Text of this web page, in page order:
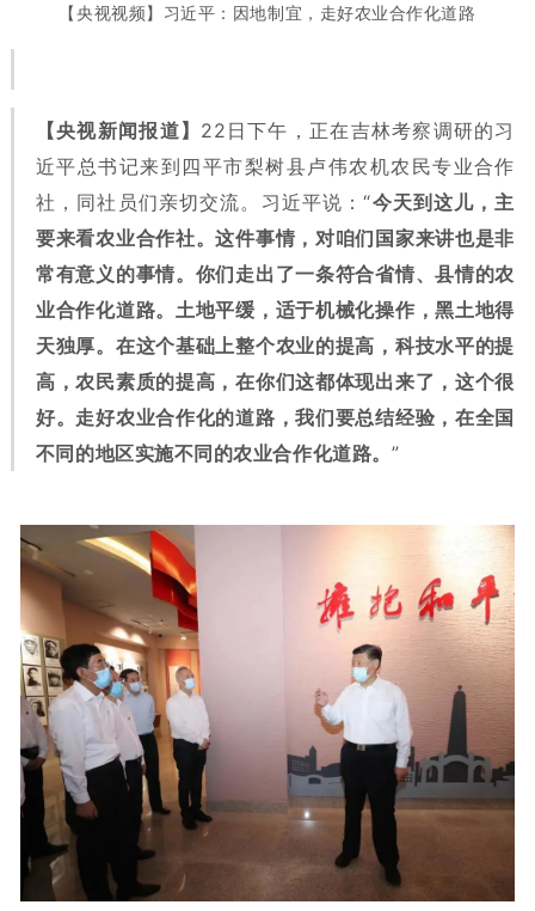
【央视视频】习近平：因地制宜，走好农业合作化道路
【央视新闻报道】 22日下午，正在吉林考察调研的习
近平总书记来到四平市梨树县卢伟农机农民专业合作
社，同社员们亲切交流。习近平说：“今天到这儿，主
要来看农业合作社。这件事情，对咱们国家来讲也是非
常有意义的事情。你们走出了一条符合省情、县情的农
业合作化道路。土地平缓，适于机械化操作，黑土地得
天独厚。在这个基础上整个农业的提高，科技水平的提
高，农民素质的提高，在你们这都体现出来了，这个很
好。走好农业合作化的道路，我们要总结经验，在全国
不同的地区实施不同的农业合作化道路。 ”